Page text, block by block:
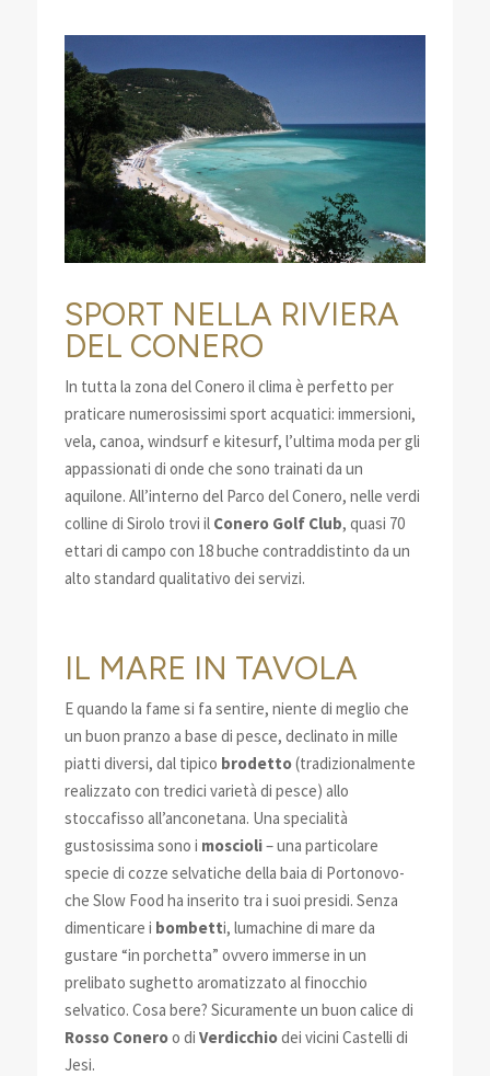
SPORT NELLA RIVIERA
DEL CONERO
In tutta la zona del Conero il clima è perfetto per
praticare numerosissimi sport acquatici: immersioni,
vela, canoa, windsurf e kitesurf, l’ultima moda per gli
appassionati di onde che sono trainati da un
aquilone. All’interno del Parco del Conero, nelle verdi
colline di Sirolo trovi il Conero Golf Club, quasi 70
ettari di campo con 18 buche contraddistinto da un
alto standard qualitativo dei servizi.
IL MARE IN TAVOLA
E quando la fame si fa sentire, niente di meglio che
un buon pranzo a base di pesce, declinato in mille
piatti diversi, dal tipico brodetto(tradizionalmente
realizzato con tredici varietà di pesce) allo
stoccafisso all’anconetana. Una specialità
gustosissima sono i moscioli– una particolare
specie di cozze selvatiche della baia di Portonovo-
che Slow Food ha inserito tra i suoi presidi. Senza
dimenticare i bombetti, lumachine di mare da
gustare “in porchetta” ovvero immerse in un
prelibato sughetto aromatizzato al finocchio
selvatico. Cosa bere? Sicuramente un buon calice di
Rosso Coneroo di Verdicchiodei vicini Castelli di
Jesi.